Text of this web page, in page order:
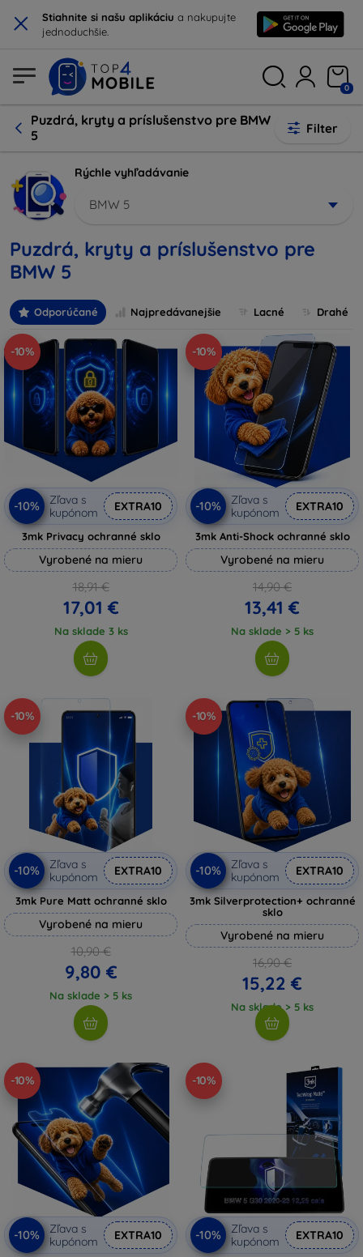
× Stiahnite si našu aplikáciu a nakupujte
jednoduchšie.
0
Puzdrá, kryty a príslušenstvo pre BMW
5
Filter
Rýchle vyhľadávanie
BMW 5
Puzdrá, kryty a príslušenstvo pre
BMW 5
Odporúčané Najpredávanejšie Lacné Drahé
-10%
-10%
Zľava s
kupónom
EXTRA10
3mk Privacy ochranné sklo
Vyrobené na mieru
18,91 €
17,01 €
Na sklade 3 ks
-10%
-10%
Zľava s
kupónom
EXTRA10
3mk Anti-Shock ochranné sklo
Vyrobené na mieru
14,90 €
13,41 €
Na sklade > 5 ks
-10%
-10%
Zľava s
kupónom
EXTRA10
3mk Pure Matt ochranné sklo
Vyrobené na mieru
10,90 €
9,80 €
Na sklade > 5 ks
-10%
-10%
Zľava s
kupónom
EXTRA10
3mk Silverprotection+ ochranné
sklo
Vyrobené na mieru
16,90 €
15,22 €
Na sklade > 5 ks
-10%
-10%
Zľava s
kupónom
EXTRA10
-10%
-10%
Zľava s
kupónom
EXTRA10